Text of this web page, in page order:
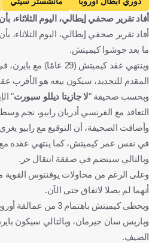
إسبانيا
بايرن ميونخ ألمانيا
يوزوا كيميش
الإنتقالات كرة قدم
أفاد تقرير صحفي إيطالي، اليوم الثلاثاء،
أفاد تقرير صحفي إيطالي، اليوم الثلاثاء،
ما بعد جوشوا كيميتش.
المقدم للتجديد، سيكون بيعه هو الأقرب
وبحسب صحيفة "لا جازيتا ديللو سبورت"
التعاقد مع الفرنسي أدريان رابيو، نجم
وأضافت الصحيفة، أن التوقيع مع رابيو
في نفس عمر كيميتش، كما ينتهي عقده مع
وبالتالي سينضم في صفقة انتقال حر.
وعلى الرغم من محاولات يوفنتوس القوية
أنهما لم يصلا لاتفاق حتى الآن.
ويحظى كيميتش
وباريس سان جيرمان، وبالتالي سيكون
الصيف.